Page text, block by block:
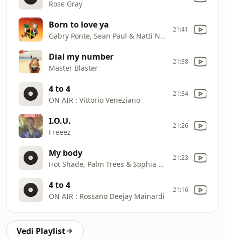
Rose Gray
Born to love ya
Gabry Ponte, Sean Paul & Natti Natasha
21:41
Dial my number
Master Blaster
21:38
4 to 4
ON AIR : Vittorio Veneziano
21:34
I.O.U.
Freeez
21:26
My body
Hot Shade, Palm Trees & Sophia Ayana
21:23
4 to 4
ON AIR : Rossano Deejay Mainardi
21:16
Vedi Playlist